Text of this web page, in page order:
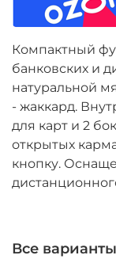
Компактный
банковских и
натуральной
- жаккард.
для карт и 2
открытых
кнопку.
Все